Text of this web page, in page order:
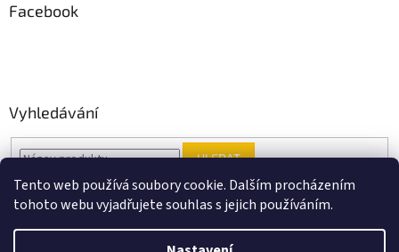
Tento web používá soubory cookie. Dalším procházením
tohoto webu vyjadřujete souhlas s jejich používáním.
Facebook
Vyhledávání
HLEDAT